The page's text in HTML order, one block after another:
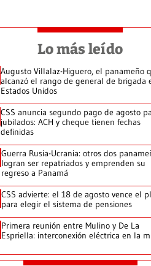
Lo más leído
Augusto Villalaz-Higuero, el panameño
alcanzó el rango de general de brigada
Estados Unidos
CSS anuncia segundo pago de agosto
jubilados: ACH y cheque tienen fechas
definidas
Guerra Rusia-Ucrania: otros dos
logran ser repatriados y emprenden su
regreso a Panamá
CSS advierte: el 18 de agosto vence el
para elegir el sistema de pensiones
Primera reunión entre Mulino y De La
Espriella: interconexión eléctrica en la